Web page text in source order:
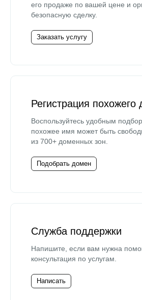
его продаже по вашей цене и
безопасную сделку.
Заказать услугу
Регистрация похожего
Воспользуйтесь удобным
похожее имя может быть
из 700+ доменных зон.
Подобрать домен
Служба поддержки
Напишите, если вам нужна
консультация по услугам.
Написать